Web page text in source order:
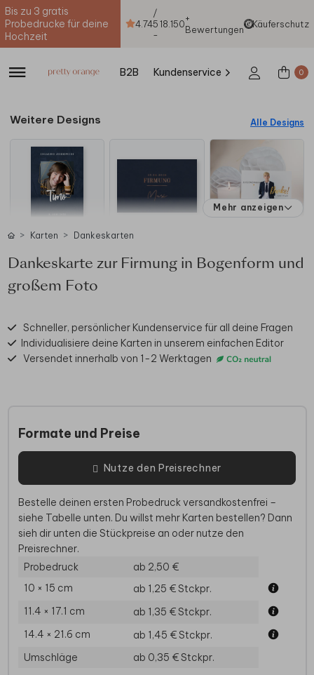
Bis zu 3 gratis
Probedrucke für deine
Hochzeit
4.74
/
5
-
18.150+
Bewertungen
Käuferschutz
B2B Kundenservice 0
Weitere Designs Alle Designs
Mehr anzeigen
Karten Dankeskarten
Dankeskarte zur Firmung in Bogenform und
großem Foto
Schneller, persönlicher Kundenservice für all deine Fragen
Individualisiere deine Karten in unserem einfachen Editor
Versendet innerhalb von 1-2 Werktagen
Formate und Preise
Nutze den Preisrechner
Bestelle deinen ersten Probedruck versandkostenfrei –
siehe Tabelle unten. Du willst mehr Karten bestellen? Dann
sieh dir unten die Stückpreise an oder nutze den
Preisrechner.
Probedruck
ab 2,50 €
10 × 15 cm
ab 1,25 €Stckpr.
11.4 × 17.1 cm
ab 1,35 €Stckpr.
14.4 × 21.6 cm
ab 1,45 €Stckpr.
Umschläge
ab 0,35 €Stckpr.